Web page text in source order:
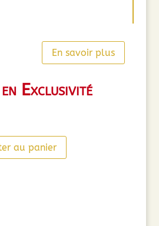
En savoir plus
en Exclusivité
au panier